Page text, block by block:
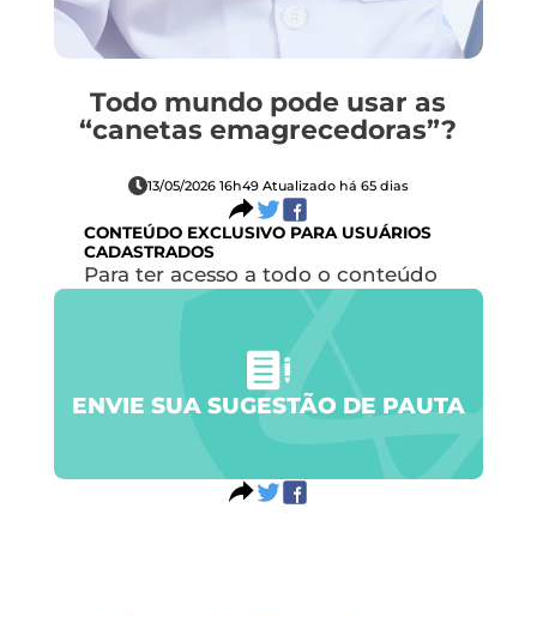
Todo mundo pode usar as
“canetas emagrecedoras”?
13/05/2026 16h49 Atualizado há 65 dias
CONTEÚDO EXCLUSIVO PARA USUÁRIOS
CADASTRADOS
Para ter acesso a todo o conteúdo
do site, faça seu cadastro.
ENVIE SUA SUGESTÃO DE PAUTA